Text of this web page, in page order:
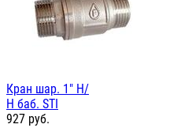
Кран шар. 1" Н/
Н баб. STI
927 руб.